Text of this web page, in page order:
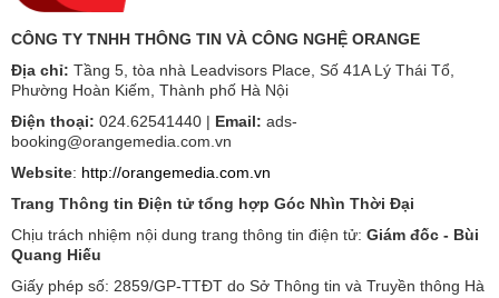
CÔNG TY TNHH THÔNG TIN VÀ CÔNG NGHỆ ORANGE
Địa chỉ: Tầng 5, tòa nhà Leadvisors Place, Số 41A Lý Thái Tổ,
Phường Hoàn Kiếm, Thành phố Hà Nội
Điện thoại: 024.62541440 | Email: ads-
booking@orangemedia.com.vn
Website: http://orangemedia.com.vn
Trang Thông tin Điện tử tổng hợp Góc Nhìn Thời Đại
Chịu trách nhiệm nội dung trang thông tin điện tử: Giám đốc - Bùi
Quang Hiếu
Giấy phép số: 2859/GP-TTĐT do Sở Thông tin và Truyền thông Hà